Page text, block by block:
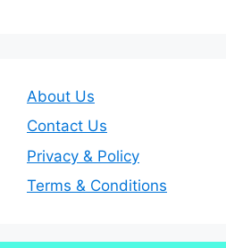
About Us
Contact Us
Privacy & Policy
Terms & Conditions